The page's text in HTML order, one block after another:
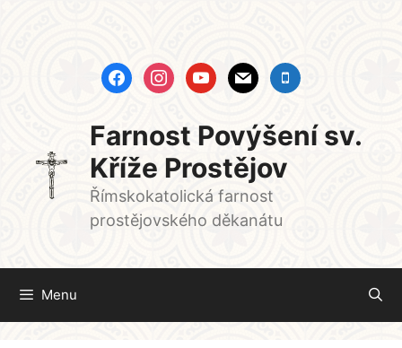
facebookinstagramyoutubemail mobile
Farnost Povýšení sv.
Kříže Prostějov
Římskokatolická farnost
prostějovského děkanátu
Menu